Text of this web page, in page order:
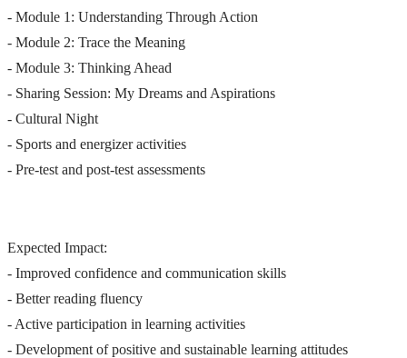
- Module 1: Understanding Through Action
- Module 2: Trace the Meaning
- Module 3: Thinking Ahead
- Sharing Session: My Dreams and Aspirations
- Cultural Night
- Sports and energizer activities
- Pre-test and post-test assessments
Expected Impact:
- Improved confidence and communication skills
- Better reading fluency
- Active participation in learning activities
- Development of positive and sustainable learning attitudes